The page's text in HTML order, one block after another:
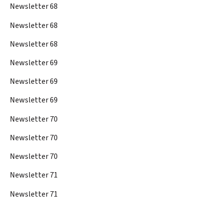
Newsletter 68
Newsletter 68
Newsletter 68
Newsletter 69
Newsletter 69
Newsletter 69
Newsletter 70
Newsletter 70
Newsletter 70
Newsletter 71
Newsletter 71